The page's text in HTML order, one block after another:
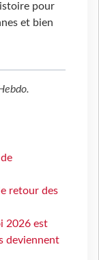
pour
et bien
.
retour des
2026 est
deviennent